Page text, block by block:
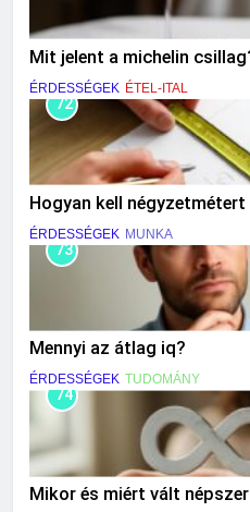
Mit jelent a michelin
ÉRDESSÉGEK ÉTEL-ITAL
72
Hogyan kell
ÉRDESSÉGEK MUNKA
73
Mennyi az átlag iq?
ÉRDESSÉGEK TUDOMÁNY
74
Mikor és miért vált